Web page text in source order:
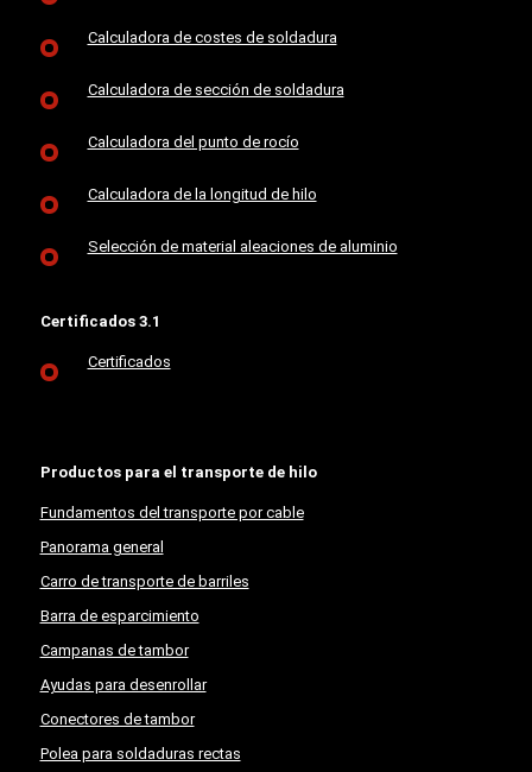
Calculadora de costes de soldadura
Calculadora de sección de soldadura
Calculadora del punto de rocío
Calculadora de la longitud de hilo
Selección de material aleaciones de aluminio
Certificados 3.1
Certificados
Productos para el transporte de hilo
Fundamentos del transporte por cable
Panorama general
Carro de transporte de barriles
Barra de esparcimiento
Campanas de tambor
Ayudas para desenrollar
Conectores de tambor
Polea para soldaduras rectas